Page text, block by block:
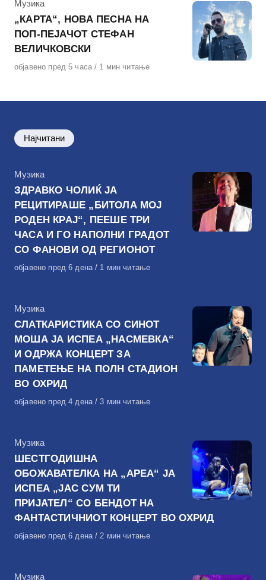
КАтегорија
Музика
„КАРТА“, НОВА ПЕСНА НА
ПОП-ПЕЈАЧОТ СТЕФАН
ВЕЛИЧКОВСКИ
Објавено
објавено пред 5 часа 1 мин читање
Најчитани
КАтегорија
Музика
ЗДРАВКО ЧОЛИЌ ЈА
РЕЦИТИРАШЕ „БИТОЛА МОЈ
РОДЕН КРАЈ“, ПЕЕШЕ ТРИ
ЧАСА И ГО НАПОЛНИ ГРАДОТ
СО ФАНОВИ ОД РЕГИОНОТ
Објавено
објавено пред 6 дена 1 мин читање
КАтегорија
Музика
СЛАТКАРИСТИКА СО СИНОТ
МОША ЈА ИСПЕА „НАСМЕВКА“
И ОДРЖА КОНЦЕРТ ЗА
ПАМЕТЕЊЕ НА ПОЛН СТАДИОН
ВО ОХРИД
Објавено
објавено пред 4 дена 3 мин читање
КАтегорија
Музика
ШЕСТГОДИШНА
ОБОЖАВАТЕЛКА НА „АРЕА“ ЈА
ИСПЕА „ЈАС СУМ ТИ
ПРИЈАТЕЛ“ СО БЕНДОТ НА
ФАНТАСТИЧНИОТ КОНЦЕРТ ВО ОХРИД
Објавено
објавено пред 6 дена 2 мин читање
КАтегорија
Музика